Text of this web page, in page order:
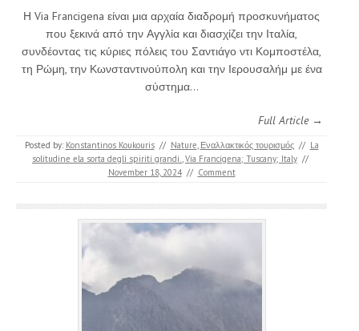
Η Via Francigena είναι μια αρχαία διαδρομή προσκυνήματος
που ξεκινά από την Αγγλία και διασχίζει την Ιταλία,
συνδέοντας τις κύριες πόλεις του Σαντιάγο ντι Κομποστέλα,
τη Ρώμη, την Κωνσταντινούπολη και την Ιερουσαλήμ με ένα
σύστημα…
Full Article →
Posted by: Konstantinos Koukouris // Nature, Εναλλακτικός τουρισμός // La
solitudine ela sorta degli spiriti grandi.,Via Francigena; Tuscany; Italy //
November 18, 2024 // Comment